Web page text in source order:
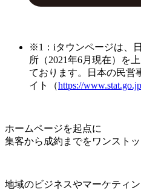
※1：iタウンページは、
所（2021年6月現在）を
ております。日本の民営
イト（https://www.stat.go.jp
ホームページを起点に
集客から成約までをワンスト
地域のビジネスやマーケティ